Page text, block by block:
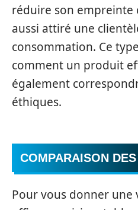
réduire son empreinte
aussi attiré une
consommation. Ce
comment un produit
également
éthiques.
COMPARAISON
Pour vous donner une